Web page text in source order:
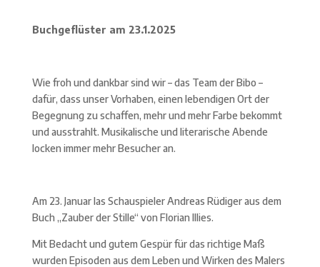
Buchgeflüster am 23.1.2025
Wie froh und dankbar sind wir – das Team der Bibo –
dafür, dass unser Vorhaben, einen lebendigen Ort der
Begegnung zu schaffen, mehr und mehr Farbe bekommt
und ausstrahlt. Musikalische und literarische Abende
locken immer mehr Besucher an.
Am 23. Januar las Schauspieler Andreas Rüdiger aus dem
Buch „Zauber der Stille“ von Florian Illies.
Mit Bedacht und gutem Gespür für das richtige Maß
wurden Episoden aus dem Leben und Wirken des Malers